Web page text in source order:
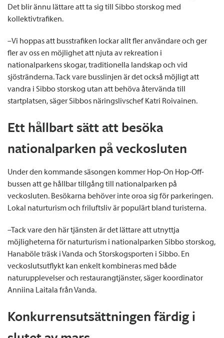
Det blir ännu lättare att ta sig till Sibbo storskog med
kollektivtrafiken.
–Vi hoppas att busstrafiken lockar allt fler användare och ger
fler av oss en möjlighet att njuta av rekreation i
nationalparkens skogar, traditionella landskap och vid
sjöstränderna. Tack vare busslinjen är det också möjligt att
vandra i Sibbo storskog utan att behöva återvända till
startplatsen, säger Sibbos näringslivschef Katri Roivainen.
Ett hållbart sätt att besöka
nationalparken på veckosluten
Under den kommande säsongen kommer Hop-On Hop-Off-
bussen att ge hållbar tillgång till nationalparken på
veckosluten. Besökarna behöver inte oroa sig för parkeringen.
Lokal naturturism och friluftsliv är populärt bland turisterna.
–Tack vare den här tjänsten är det lättare att utnyttja
möjligheterna för naturturism i nationalparken Sibbo storskog,
Hanaböle träsk i Vanda och Storskogsporten i Sibbo. En
veckoslutsutflykt kan enkelt kombineras med både
naturupplevelser och restaurangtjänster, säger koordinator
Anniina Laitala från Vanda.
Konkurrensutsättningen färdig i